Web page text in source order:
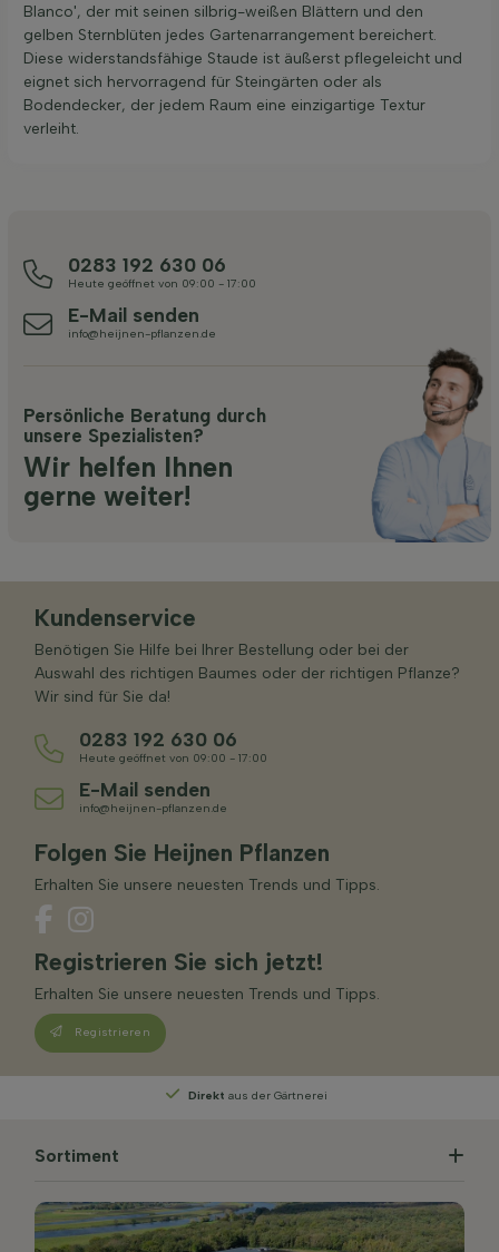
Blanco', der mit seinen silbrig-weißen Blättern und den
gelben Sternblüten jedes Gartenarrangement bereichert.
Diese widerstandsfähige Staude ist äußerst pflegeleicht und
eignet sich hervorragend für Steingärten oder als
Bodendecker, der jedem Raum eine einzigartige Textur
verleiht.
0283 192 630 06
Heute geöffnet von 09:00 - 17:00
E-Mail senden
info@heijnen-pflanzen.de
Persönliche Beratung durch
unsere Spezialisten?
Wir helfen Ihnen
gerne weiter!
Kundenservice
Benötigen Sie Hilfe bei Ihrer Bestellung oder bei der
Auswahl des richtigen Baumes oder der richtigen Pflanze?
Wir sind für Sie da!
0283 192 630 06
Heute geöffnet von 09:00 - 17:00
E-Mail senden
info@heijnen-pflanzen.de
Folgen Sie Heijnen Pflanzen
Erhalten Sie unsere neuesten Trends und Tipps.
Registrieren Sie sich jetzt!
Erhalten Sie unsere neuesten Trends und Tipps.
Registrieren
Direkt aus der Gärtnerei
Sortiment